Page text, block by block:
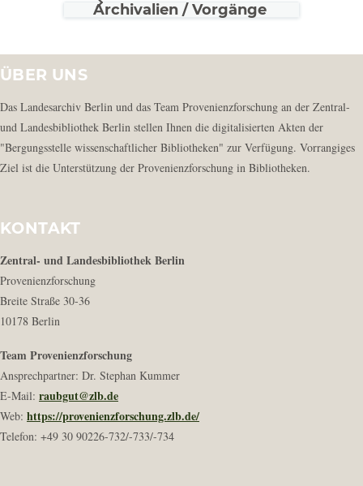
Archivalien / Vorgänge
ÜBER UNS
Das Landesarchiv Berlin und das Team Provenienzforschung an der Zentral-
und Landesbibliothek Berlin stellen Ihnen die digitalisierten Akten der
"Bergungsstelle wissenschaftlicher Bibliotheken" zur Verfügung. Vorrangiges
Ziel ist die Unterstützung der Provenienzforschung in Bibliotheken.
KONTAKT
Zentral- und Landesbibliothek Berlin
Provenienzforschung
Breite Straße 30-36
10178 Berlin
Team Provenienzforschung
Ansprechpartner: Dr. Stephan Kummer
E-Mail: raubgut@zlb.de
Web: https://provenienzforschung.zlb.de/
Telefon: +49 30 90226-732/-733/-734